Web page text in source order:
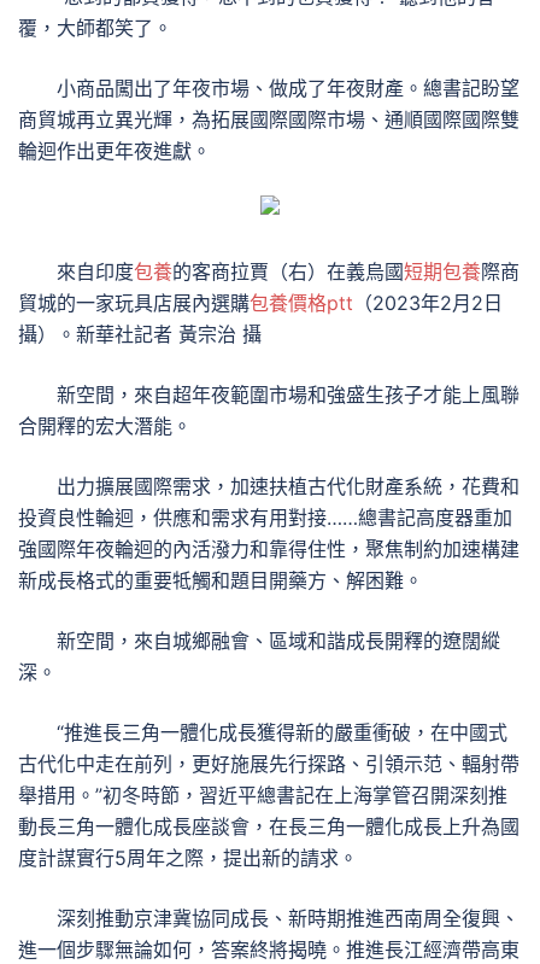
覆，大師都笑了。
小商品闖出了年夜市場、做成了年夜財產。總書記盼望
商貿城再立異光輝，為拓展國際國際市場、通順國際國際雙
輪迴作出更年夜進獻。
來自印度包養的客商拉賈（右）在義烏國短期包養際商
貿城的一家玩具店展內選購包養價格ptt （2023年2月2日
攝）。新華社記者 黃宗治 攝
新空間，來自超年夜範圍市場和強盛生孩子才能上風聯
合開釋的宏大潛能。
出力擴展國際需求，加速扶植古代化財產系統，花費和
投資良性輪迴，供應和需求有用對接……總書記高度器重加
強國際年夜輪迴的內活潑力和靠得住性，聚焦制約加速構建
新成長格式的重要牴觸和題目開藥方、解困難。
新空間，來自城鄉融會、區域和諧成長開釋的遼闊縱
深。
“推進長三角一體化成長獲得新的嚴重衝破，在中國式
古代化中走在前列，更好施展先行探路、引領示范、輻射帶
舉措用。”初冬時節，習近平總書記在上海掌管召開深刻推
動長三角一體化成長座談會，在長三角一體化成長上升為國
度計謀實行5周年之際，提出新的請求。
深刻推動京津冀協同成長、新時期推進西南周全復興、
進一個步驟無論如何，答案終將揭曉。推進長江經濟帶高東